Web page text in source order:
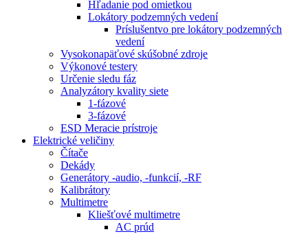
Hľadanie pod omietkou
Lokátory podzemných vedení
Príslušentvo pre lokátory podzemných
vedení
Vysokonapäťové skúšobné zdroje
Výkonové testery
Určenie sledu fáz
Analyzátory kvality siete
1-fázové
3-fázové
ESD Meracie prístroje
Elektrické veličiny
Čítače
Dekády
Generátory -audio, -funkcií, -RF
Kalibrátory
Multimetre
Kliešťové multimetre
AC prúd